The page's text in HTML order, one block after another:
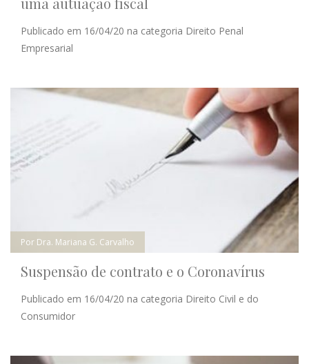
Publicado em 16/04/20 na categoria Direito Penal
Empresarial
Por Dra. Mariana G. Carvalho
Suspensão de contrato e o Coronavírus
Publicado em 16/04/20 na categoria Direito Civil e do
Consumidor